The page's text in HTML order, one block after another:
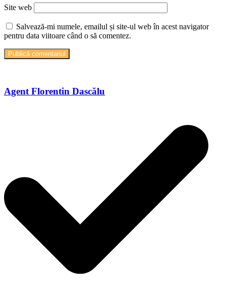
Site web
Salvează-mi numele, emailul și site-ul web în acest navigator
pentru data viitoare când o să comentez.
Agent Florentin Dascălu